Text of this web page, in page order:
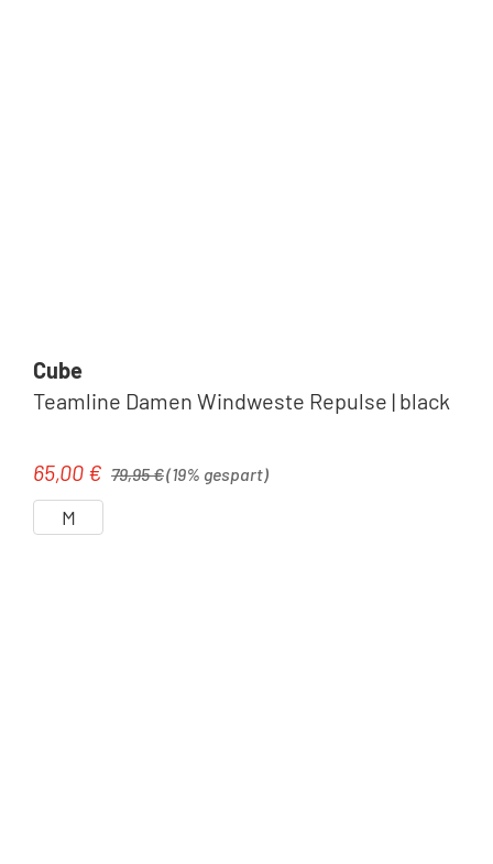
Cube
Teamline Damen Windweste Repulse | black
Verkaufspreis:
65,00 € Regulärer Preis:
79,95 €(19% gespart)
M